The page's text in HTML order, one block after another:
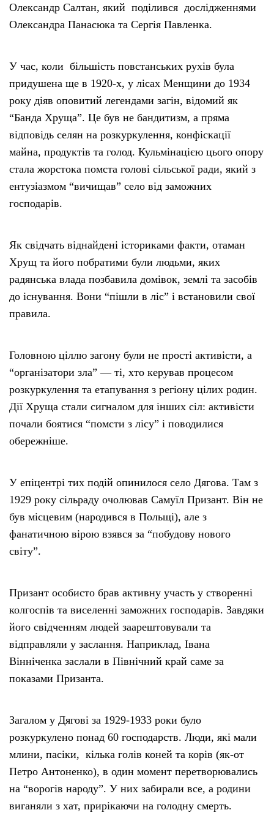
Олександр Салтан, який поділився дослідженнями
Олександра Панасюка та Сергія Павленка.
У час, коли більшість повстанських рухів була
придушена ще в 1920-х, у лісах Менщини до 1934
року діяв оповитий легендами загін, відомий як
“Банда Хруща”. Це був не бандитизм, а пряма
відповідь селян на розкуркулення, конфіскації
майна, продуктів та голод. Кульмінацією цього опору
стала жорстока помста голові сільської ради, який з
ентузіазмом “вичищав” село від заможних
господарів.
Як свідчать віднайдені істориками факти, отаман
Хрущ та його побратими були людьми, яких
радянська влада позбавила домівок, землі та засобів
до існування. Вони “пішли в ліс” і встановили свої
правила.
Головною ціллю загону були не прості активісти, а
“організатори зла” — ті, хто керував процесом
розкуркулення та етапування з регіону цілих родин.
Дії Хруща стали сигналом для інших сіл: активісти
почали боятися “помсти з лісу” і поводилися
обережніше.
У епіцентрі тих подій опинилося село Дягова. Там з
1929 року сільраду очолював Самуїл Призант. Він не
був місцевим (народився в Польщі), але з
фанатичною вірою взявся за “побудову нового
світу”.
Призант особисто брав активну участь у створенні
колгоспів та виселенні заможних господарів. Завдяки
його свідченням людей заарештовували та
відправляли у заслання. Наприклад, Івана
Вінніченка заслали в Північний край саме за
показами Призанта.
Загалом у Дягові за 1929-1933 роки було
розкуркулено понад 60 господарств. Люди, які мали
млини, пасіки, кілька голів коней та корів (як-от
Петро Антоненко), в один момент перетворювались
на “ворогів народу”. У них забирали все, а родини
виганяли з хат, прирікаючи на голодну смерть.